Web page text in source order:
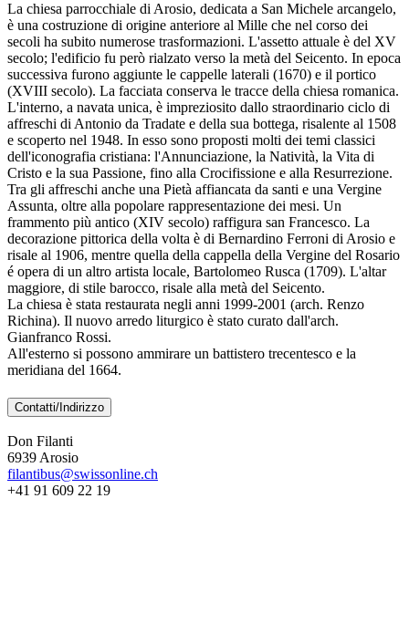
La chiesa parrocchiale di Arosio, dedicata a San Michele arcangelo,
è una costruzione di origine anteriore al Mille che nel corso dei
secoli ha subito numerose trasformazioni. L'assetto attuale è del XV
secolo; l'edificio fu però rialzato verso la metà del Seicento. In epoca
successiva furono aggiunte le cappelle laterali (1670) e il portico
(XVIII secolo). La facciata conserva le tracce della chiesa romanica.
L'interno, a navata unica, è impreziosito dallo straordinario ciclo di
affreschi di Antonio da Tradate e della sua bottega, risalente al 1508
e scoperto nel 1948. In esso sono proposti molti dei temi classici
dell'iconografia cristiana: l'Annunciazione, la Natività, la Vita di
Cristo e la sua Passione, fino alla Crocifissione e alla Resurrezione.
Tra gli affreschi anche una Pietà affiancata da santi e una Vergine
Assunta, oltre alla popolare rappresentazione dei mesi. Un
frammento più antico (XIV secolo) raffigura san Francesco. La
decorazione pittorica della volta è di Bernardino Ferroni di Arosio e
risale al 1906, mentre quella della cappella della Vergine del Rosario
é opera di un altro artista locale, Bartolomeo Rusca (1709). L'altar
maggiore, di stile barocco, risale alla metà del Seicento.
La chiesa è stata restaurata negli anni 1999-2001 (arch. Renzo
Richina). Il nuovo arredo liturgico è stato curato dall'arch.
Gianfranco Rossi.
All'esterno si possono ammirare un battistero trecentesco e la
meridiana del 1664.
Contatti/Indirizzo
Don Filanti
6939 Arosio
filantibus@swissonline.ch
+41 91 609 22 19